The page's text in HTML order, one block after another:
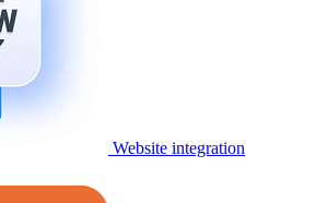
Website integration